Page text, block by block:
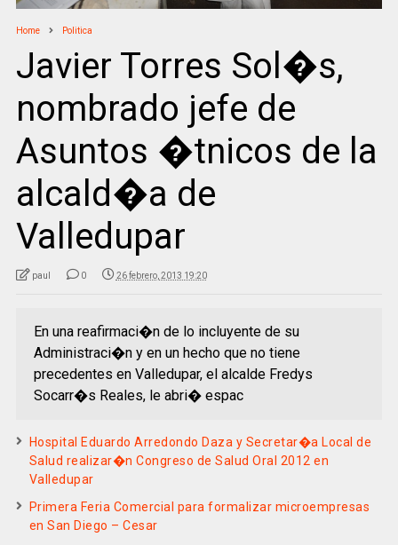
Home Politica
Javier Torres Sol�s,
nombrado jefe de
Asuntos �tnicos de la
alcald�a de
Valledupar
paul 0 26 febrero, 2013 19:20
En una reafirmaci�n de lo incluyente de su
Administraci�n y en un hecho que no tiene
precedentes en Valledupar, el alcalde Fredys
Socarr�s Reales, le abri� espac
Hospital Eduardo Arredondo Daza y Secretar�a Local de
Salud realizar�n Congreso de Salud Oral 2012 en
Valledupar
Primera Feria Comercial para formalizar microempresas
en San Diego – Cesar